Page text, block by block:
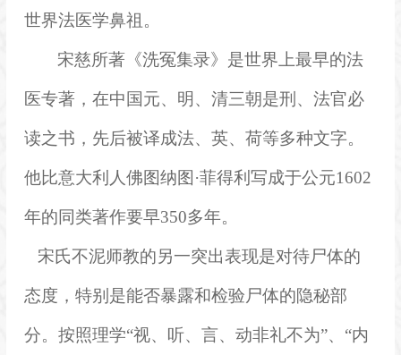
世界法医学鼻祖 。
宋慈所著《洗冤集录》是世界上最早的法
医专著，在中国元、明、清三朝是刑、 法官必
读之书，先后被译成法、英、荷等多种文字。
他比意大利人佛图纳图·菲得利写成于公元1602
年的同类著作要早350多年。
宋氏不泥师教的另一突出表现是对待尸体的
态度，特别是能否暴露和检验尸体的隐秘部
分。按照理学“视、听、言、动非礼不为”、“内